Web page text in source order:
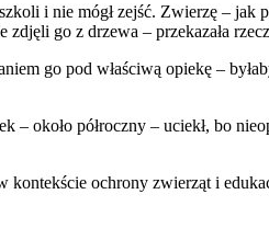
i nie mógł zejść. Zwierzę –
go z drzewa – przekazała
go pod właściwą opiekę –
około półroczny – uciekł, bo
ochrony zwierząt i